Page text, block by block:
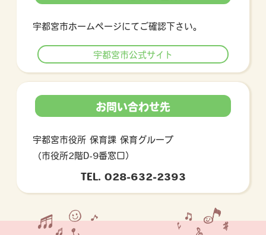
宇都宮市ホームページにてご確認下さい。
宇都宮市公式サイト
お問い合わせ先
宇都宮市役所 保育課 保育グループ
（市役所2階D-9番窓口）
TEL. 028-632-2393